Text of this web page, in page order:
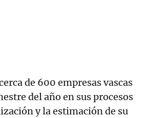
de 600 empresas vascas
del año en sus procesos
y la estimación de su